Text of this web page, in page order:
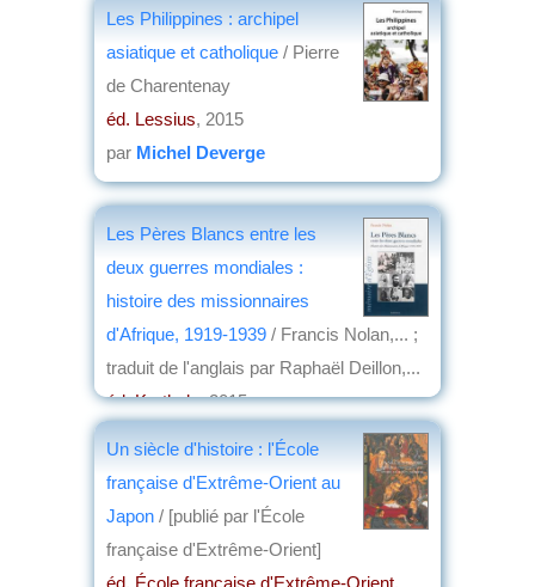
Les Philippines : archipel
asiatique et catholique / Pierre
de Charentenay
éd. Lessius, 2015
par Michel Deverge
Les Pères Blancs entre les
deux guerres mondiales :
histoire des missionnaires
d'Afrique, 1919-1939 / Francis Nolan,... ;
traduit de l'anglais par Raphaël Deillon,...
éd. Karthala, 2015
Un siècle d'histoire : l'École
française d'Extrême-Orient au
Japon / [publié par l'École
française d'Extrême-Orient]
éd. École française d'Extrême-Orient,